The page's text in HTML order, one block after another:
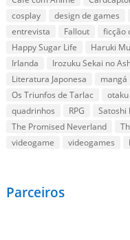
cosplay
design de games
entrevista
Fallout ficção
Happy Sugar Life
Haruki
Irlanda
Irozuku Sekai no
Literatura Japonesa
mangá
Os Triunfos de Tarlac
otaku
quadrinhos
RPG Satoshi
The Promised Neverland
videogame
videogames
Parceiros